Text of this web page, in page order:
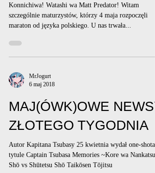
Konnichiwa! Watashi wa Matt Predator! Witam
szczególnie maturzystów, którzy 4 maja rozpoczęli
maraton od języka polskiego. U nas trwała...
MrJogurt
6 maj 2018
MAJ(ÓWK)OWE NEWSY
ZŁOTEGO TYGODNIA
Autor Kapitana Tsubasy 25 kwietnia wydał one-shota
tytule Captain Tsubasa Memories ~Kore wa Nankatsu
Shō vs Shūtetsu Shō Taikōsen Tōjitsu